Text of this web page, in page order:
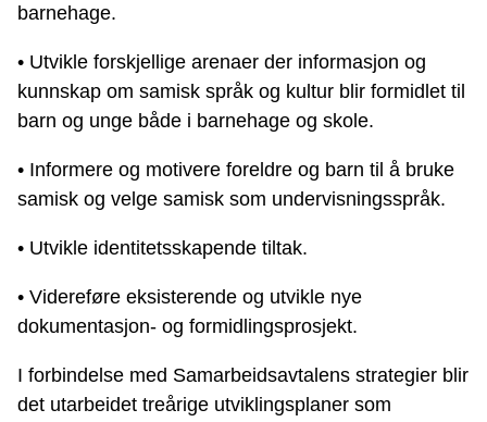
barnehage.
• Utvikle forskjellige arenaer der informasjon og
kunnskap om samisk språk og kultur blir formidlet til
barn og unge både i barnehage og skole.
• Informere og motivere foreldre og barn til å bruke
samisk og velge samisk som undervisningsspråk.
• Utvikle identitetsskapende tiltak.
• Videreføre eksisterende og utvikle nye
dokumentasjon- og formidlingsprosjekt.
I forbindelse med Samarbeidsavtalens strategier blir
det utarbeidet treårige utviklingsplaner som